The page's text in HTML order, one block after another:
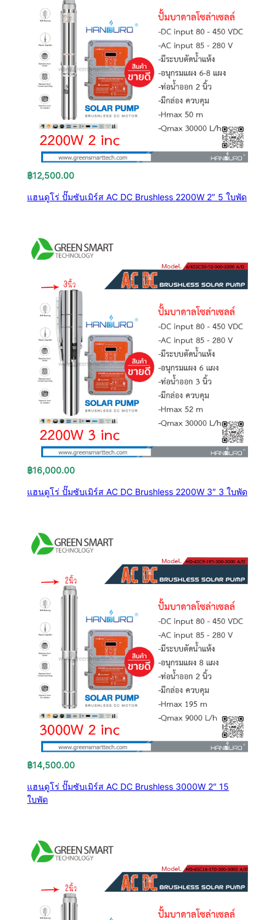
฿12,500.00
แฮนดูโร่ ปั๊มซับเมิร์ส AC DC Brushless 2200W 2″ 5 ใบพัด
฿16,000.00
แฮนดูโร่ ปั๊มซับเมิร์ส AC DC Brushless 2200W 3″ 3 ใบพัด
฿14,500.00
แฮนดูโร่ ปั๊มซับเมิร์ส AC DC Brushless 3000W 2″ 15
ใบพัด